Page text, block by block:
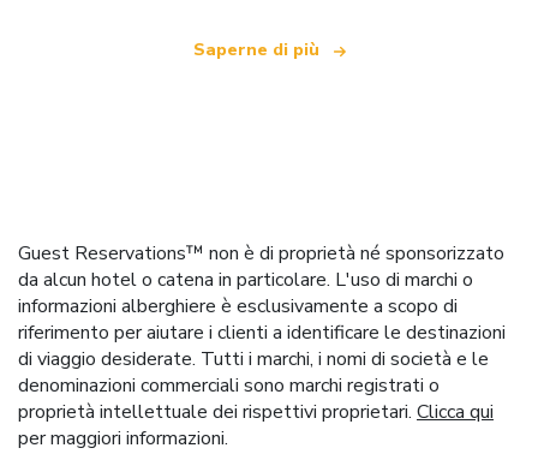
Saperne di più
Guest Reservations™ non è di proprietà né sponsorizzato
da alcun hotel o catena in particolare. L'uso di marchi o
informazioni alberghiere è esclusivamente a scopo di
riferimento per aiutare i clienti a identificare le destinazioni
di viaggio desiderate. Tutti i marchi, i nomi di società e le
denominazioni commerciali sono marchi registrati o
proprietà intellettuale dei rispettivi proprietari. Clicca qui
per maggiori informazioni.